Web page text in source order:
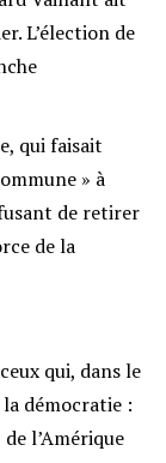
L’élection de
qui faisait
» à
de retirer
de la
qui, dans le
démocratie :
l’Amérique